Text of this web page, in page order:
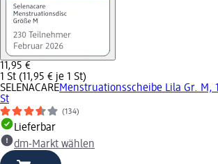
11,95 €
1 St (11,95 € je 1 St)
SELENACAREMenstruationsscheibe Lila Gr. M, 1
St
(134)
Lieferbar
dm-Markt wählen